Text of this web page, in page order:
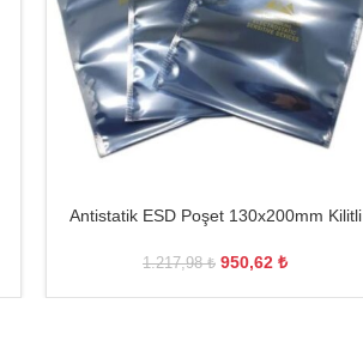
Antistatik ESD Poşet 130x200mm Kilitli
1.217,98₺ 950,62 ₺